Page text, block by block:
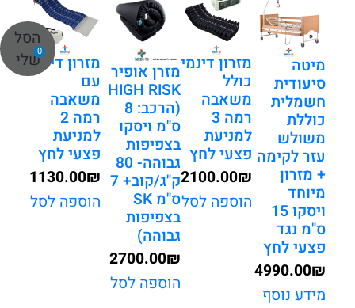
0
הסל
שלי
למניעת
פצעי
לחץמיטה
סיעודית
חשמלית
כוללת
משולש
עזר לקימה
+ מזרון
מיוחד
ויסקו 15
ס"מ נגד
פצעי לחץ
₪
4990.00
מידע נוסף
מזרון דינמי
כולל
משאבה
רמה 3
למניעת
פצעי לחץ
₪
2100.00
הוספה לסל
מזרן אופיר
HIGH RISK
(הרכב: 8
ס"מ ויסקו
בצפיפות
גבוהה- 80
ק"ג/קוב+ 7
ס"מ SK
בצפיפות
גבוהה)
₪
2700.00
הוספה לסל
מזרון דינמי
עם
משאבה
רמה 2
למניעת
פצעי לחץ
₪
1130.00
הוספה לסל